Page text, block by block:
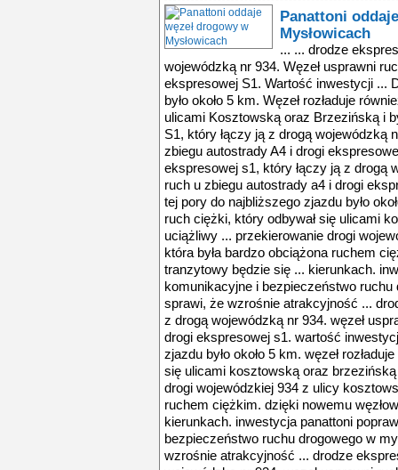
Panattoni
Mysłowicach
... ... drodze
wojewódzką nr 934. Węzeł usprawni
ekspresowej S1. Wartość inwestycji ...
było około 5 km. Węzeł rozładuje
ulicami Kosztowską oraz Brzezińską i
S1, który łączy ją z drogą wojewódzką
zbiegu autostrady A4 i drogi
ekspresowej s1, który łączy ją z drogą
ruch u zbiegu autostrady a4 i drogi
tej pory do najbliższego zjazdu było
ruch ciężki, który odbywał się ulicami
uciążliwy ... przekierowanie drogi
która była bardzo obciążona ruchem
tranzytowy będzie się ... kierunkach.
komunikacyjne i bezpieczeństwo
sprawi, że wzrośnie atrakcyjność ...
z drogą wojewódzką nr 934. węzeł
drogi ekspresowej s1. wartość
zjazdu było około 5 km. węzeł
się ulicami kosztowską oraz
drogi wojewódzkiej 934 z ulicy
ruchem ciężkim. dzięki nowemu
kierunkach. inwestycja panattoni
bezpieczeństwo ruchu drogowego w
wzrośnie atrakcyjność ... drodze